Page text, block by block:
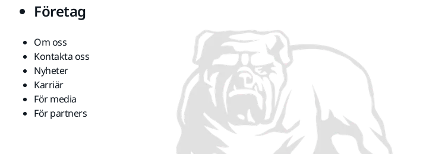
Företag
Om oss
Kontakta oss
Nyheter
Karriär
För media
För partners